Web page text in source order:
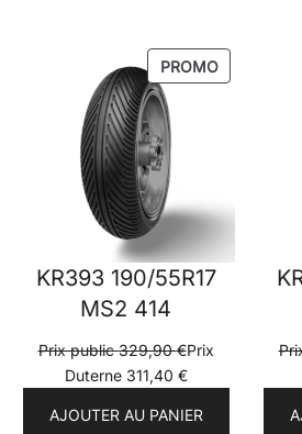
PROMOPRODUIT
KR393 190/55R17
MS2 414
Prix public329,90€Prix
Duterne 311,40 €
AJOUTER AU PANIER